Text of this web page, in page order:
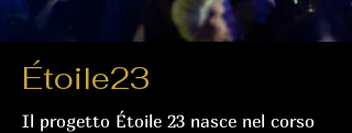
Étoile23
Il progetto Étoile 23 nasce nel corso